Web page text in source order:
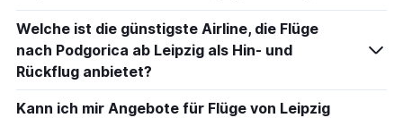
Welche ist die günstigste Airline, die Flüge
nach Podgorica ab Leipzig als Hin- und
Rückflug anbietet?
Kann ich mir Angebote für Flüge von Leipzig